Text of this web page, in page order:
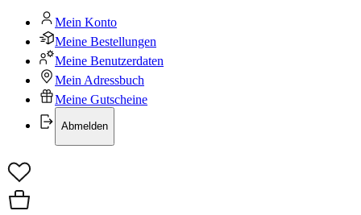
Mein Konto
Meine Bestellungen
Meine Benutzerdaten
Mein Adressbuch
Meine Gutscheine
Abmelden